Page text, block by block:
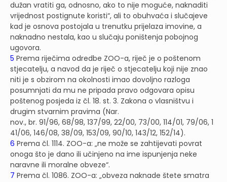
dužan vratiti ga, odnosno, ako to nije moguće, naknaditi
vrijednost postignute koristi“, ali to obuhvaća i slučajeve
kad je osnova postojala u trenutku prijelaza imovine, a
naknadno nestala, kao u slučaju poništenja pobojnog
ugovora.
5 Prema riječima odredbe ZOO-a, riječ je o poštenom
stjecatelju, a navod da je riječ o stjecatelju koji nije znao
niti je s obzirom na okolnosti imao dovoljno razloga
posumnjati da mu ne pripada pravo odgovara opisu
poštenog posjeda iz čl. 18. st. 3. Zakona o vlasništvu i
drugim stvarnim pravima (Nar.
nov., br. 91/96, 68/98, 137/99, 22/00, 73/00, 114/01, 79/06, 1
41/06, 146/08, 38/09, 153/09, 90/10, 143/12, 152/14).
6 Prema čl. 1114. ZOO-a: „ne može se zahtijevati povrat
onoga što je dano ili učinjeno na ime ispunjenja neke
naravne ili moralne obveze“.
7 Prema čl. 1086. ZOO-a: „obveza naknade štete smatra